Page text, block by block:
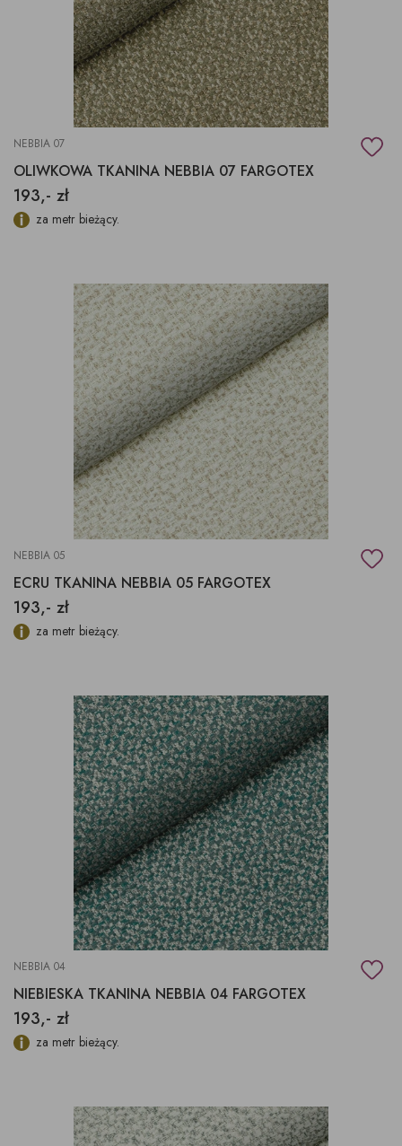
NEBBIA 07
OLIWKOWA TKANINA NEBBIA 07 FARGOTEX
193,- zł
za metr bieżący.
NEBBIA 05
ECRU TKANINA NEBBIA 05 FARGOTEX
193,- zł
za metr bieżący.
NEBBIA 04
NIEBIESKA TKANINA NEBBIA 04 FARGOTEX
193,- zł
za metr bieżący.